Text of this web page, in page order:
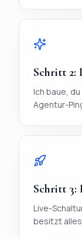
Schritt 2:
Ich baue,
Agentur-
Schritt 3:
Live-
besitzt